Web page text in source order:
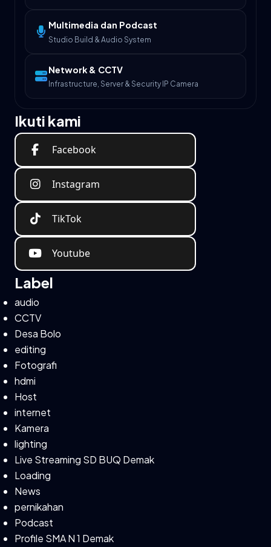
Multimedia dan Podcast
Studio Build & Audio System
Network & CCTV
Infrastructure, Server & Security IP Camera
Ikuti kami
Facebook
Instagram
TikTok
Youtube
Label
audio
CCTV
Desa Bolo
editing
Fotografi
hdmi
Host
internet
Kamera
lighting
Live Streaming SD BUQ Demak
Loading
News
pernikahan
Podcast
Profile SMA N 1 Demak